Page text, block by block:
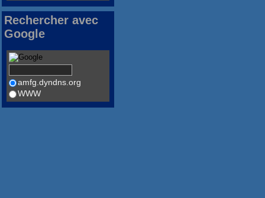
Rechercher avec
Google
amfg.dyndns.org
WWW